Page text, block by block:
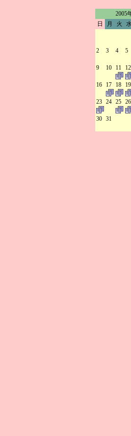
2005
日
月 火
2 3 4 5
9 10 11 12
16 17 18 19
23 24 25 26
30 31